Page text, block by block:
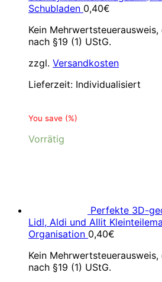
Schubladen 0,40€
Kein
nach §19 (1) UStG.
zzgl. Versandkosten
Lieferzeit: Individualisiert
You save (%)
Vorrätig
Perfekte 3D-
Lidl, Aldi und Allit
Organisation 0,40€
Kein
nach §19 (1) UStG.